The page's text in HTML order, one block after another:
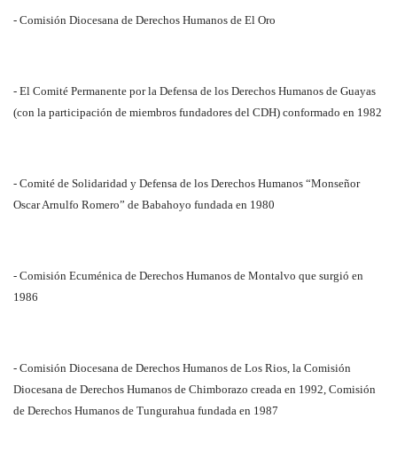
- Comisión Diocesana de Derechos Humanos de El Oro
- El Comité Permanente por la Defensa de los Derechos Humanos de Guayas
(con la participación de miembros fundadores del CDH) conformado en 1982
- Comité de Solidaridad y Defensa de los Derechos Humanos “Monseñor
Oscar Arnulfo Romero” de Babahoyo fundada en 1980
- Comisión Ecuménica de Derechos Humanos de Montalvo que surgió en
1986
- Comisión Diocesana de Derechos Humanos de Los Rios, la Comisión
Diocesana de Derechos Humanos de Chimborazo creada en 1992, Comisión
de Derechos Humanos de Tungurahua fundada en 1987